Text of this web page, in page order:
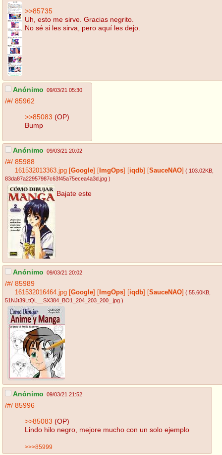
>>85735
Uh, esto me sirve. Gracias negrito.
No sé si les sirva, pero aquí les dejo.
Anónimo 09/03/21 05:30
/#/ 85962
>>85083 (OP)
Bump
Anónimo 09/03/21 20:02
/#/ 85988
161532013363.jpg Google ImgOps iqdb SauceNAO ( 103.02KB
83da87a22957987c63f45a75ecea4a3d.jpg )
Bajate este
Anónimo 09/03/21 20:02
/#/ 85989
161532016464.jpg Google ImgOps iqdb SauceNAO ( 55.60KB
51NJt39LtQL__SX384_BO1_204_203_200_.jpg )
Anónimo 09/03/21 21:52
/#/ 85996
>>85083 (OP)
Lindo hilo negro, mejore mucho con un solo ejemplo
>>>85999